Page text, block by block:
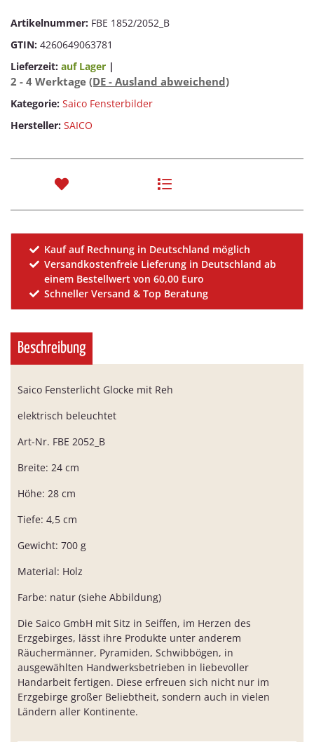
Artikelnummer: FBE 1852/2052_B
GTIN: 4260649063781
Lieferzeit: auf Lager |
2 - 4 Werktage (DE - Ausland abweichend)
Kategorie: Saico Fensterbilder
Hersteller: SAICO
Kauf auf Rechnung in Deutschland möglich
Versandkostenfreie Lieferung in Deutschland ab
einem Bestellwert von 60,00 Euro
Schneller Versand & Top Beratung
Beschreibung
Saico Fensterlicht Glocke mit Reh
elektrisch beleuchtet
Art-Nr. FBE 2052_B
Breite: 24 cm
Höhe: 28 cm
Tiefe: 4,5 cm
Gewicht: 700 g
Material: Holz
Farbe: natur (siehe Abbildung)
Die Saico GmbH mit Sitz in Seiffen, im Herzen des
Erzgebirges, lässt ihre Produkte unter anderem
Räuchermänner, Pyramiden, Schwibbögen, in
ausgewählten Handwerksbetrieben in liebevoller
Handarbeit fertigen. Diese erfreuen sich nicht nur im
Erzgebirge großer Beliebtheit, sondern auch in vielen
Ländern aller Kontinente.